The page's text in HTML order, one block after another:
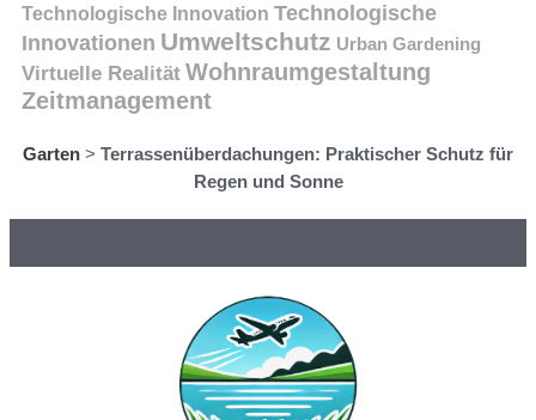
Technologische Innovation Technologische
Innovationen Umweltschutz Urban Gardening
Virtuelle Realität Wohnraumgestaltung
Zeitmanagement
Garten > Terrassenüberdachungen: Praktischer Schutz für
Regen und Sonne